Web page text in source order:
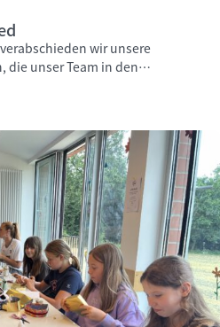
wir unsere
die unser Team in den